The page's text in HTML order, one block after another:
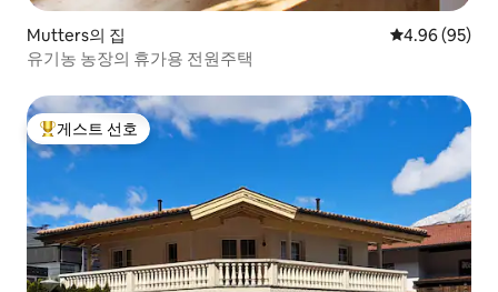
Mutters의 집 평점 4.96점(5
4.96 (95)
유기농 농장의 휴가용 전원주택
상위 게스트 선호
게스트 선호